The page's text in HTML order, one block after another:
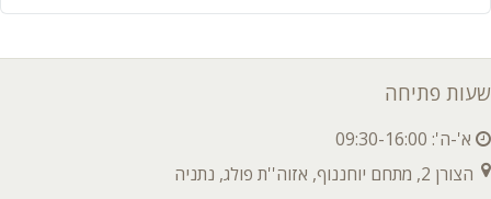
שעות פתיחה
א'-ה': 09:30-16:00
הצורן 2, מתחם יוחננוף, אזוה''ת פולג, נתניה